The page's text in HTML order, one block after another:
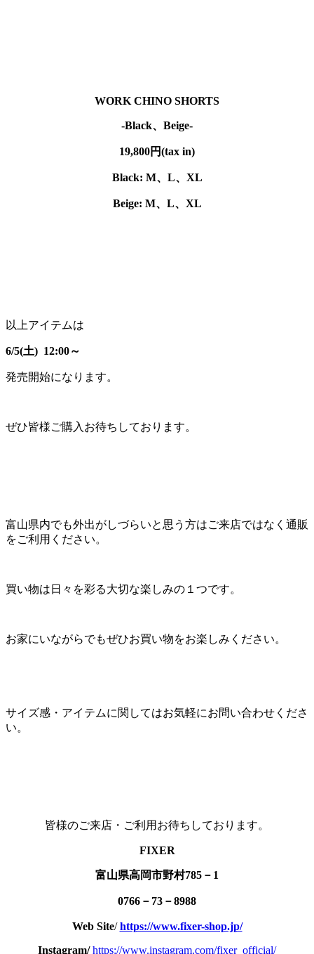
WORK CHINO SHORTS
-Black、Beige-
19,800円(tax in)
Black: M、L、XL
Beige: M、L、XL
以上アイテムは
6/5(土) 12:00～
発売開始になります。
ぜひ皆様ご購入お待ちしております。
富山県内でも外出がしづらいと思う方はご来店ではなく通販
をご利用ください。
買い物は日々を彩る大切な楽しみの１つです。
お家にいながらでもぜひお買い物をお楽しみください。
サイズ感・アイテムに関してはお気軽にお問い合わせくださ
い。
皆様のご来店・ご利用お待ちしております。
FIXER
富山県高岡市野村785－1
0766－73－8988
Web Site/https://www.fixer-shop.jp/
Instagram/https://www.instagram.com/fixer_official/